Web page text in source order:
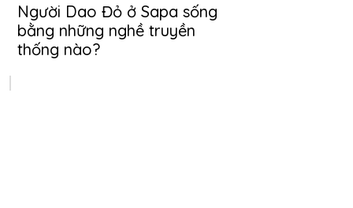
Người Dao Đỏ ở Sapa sống
bằng những nghề truyền
thống nào?